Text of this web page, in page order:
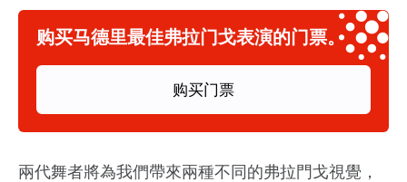
购买马德里最佳弗拉门戈表演的门票。
购买门票
兩代舞者將為我們帶來兩種不同的弗拉門戈視覺，